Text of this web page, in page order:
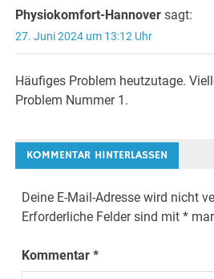
Physiokomfort-Hannover sagt:
27. Juni 2024 um 13:12 Uhr
Häufiges Problem heutzutage.
Problem Nummer 1.
KOMMENTAR HINTERLASSEN
Deine E-Mail-Adresse wird nicht
Erforderliche Felder sind mit*
Kommentar*